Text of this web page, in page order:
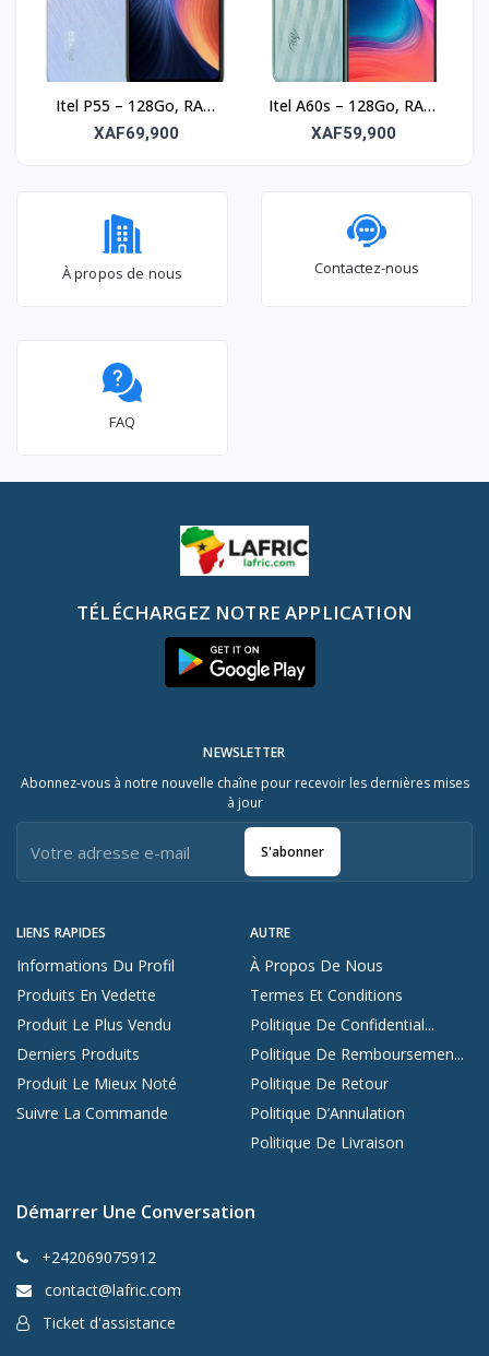
Itel P55 – 128Go, RAM
4Go, écran 6.6’’
XAF69,900
Itel A60s – 128Go, RAM
4Go, écran 6.6’’
XAF59,900
À propos de nous Contactez-nous
FAQ
TÉLÉCHARGEZ NOTRE APPLICATION
LIENS RAPIDES
Informations Du Profil
Produits En Vedette
Produit Le Plus Vendu
Derniers Produits
Produit Le Mieux Noté
Suivre La Commande
AUTRE
À Propos De Nous
Termes Et Conditions
Politique De Confidential...
Politique De Remboursemen...
Politique De Retour
Politique D’Annulation
Politique De Livraison
NEWSLETTER
Abonnez-vous à notre nouvelle chaîne pour recevoir les dernières mises
à jour
S'abonner
Démarrer Une Conversation
+242069075912
contact@lafric.com
Ticket d'assistance